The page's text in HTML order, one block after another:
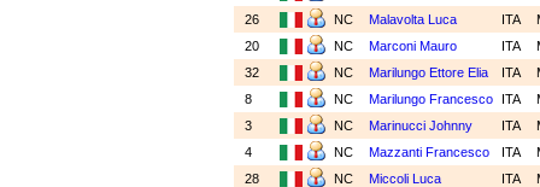
26
NC Malavolta Luca ITA
20
NC Marconi Mauro ITA
32
NC Marilungo Ettore Elia ITA
8
NC Marilungo Francesco ITA
3
NC Marinucci Johnny ITA
4
NC Mazzanti Francesco ITA
28
NC Miccoli Luca ITA